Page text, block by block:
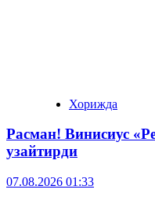
Хорижда
Расман! Винисиус
узайтирди
07.08.2026 01:33